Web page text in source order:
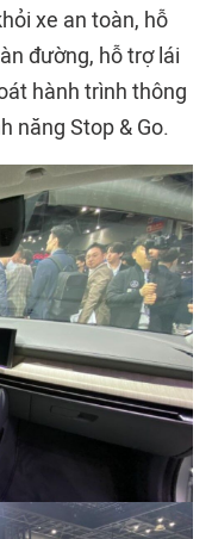
xe an toàn, hỗ
đường, hỗ trợ lái
hành trình thông
năng Stop & Go.